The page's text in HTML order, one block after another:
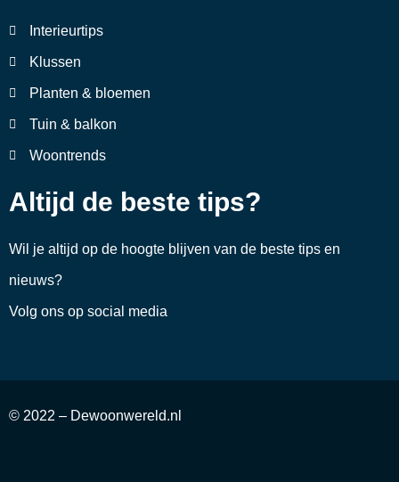
Interieurtips
Klussen
Planten & bloemen
Tuin & balkon
Woontrends
Altijd de beste tips?
Wil je altijd op de hoogte blijven van de beste tips en
nieuws?
Volg ons op social media
© 2022 – Dewoonwereld.nl